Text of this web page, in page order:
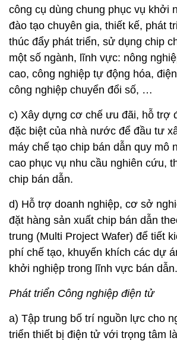
công cụ dùng chung phục vụ khởi
đào tạo chuyên gia, thiết kế, phát
thúc đẩy phát triển, sử dụng chip
một số ngành, lĩnh vực: nông
cao, công nghiệp tự động hóa,
công nghiệp chuyển đổi số, …
c) Xây dựng cơ chế ưu đãi, hỗ trợ
đặc biệt của nhà nước để đầu tư
máy chế tạo chip bán dẫn quy mô
cao phục vụ nhu cầu nghiên cứu,
chip bán dẫn.
d) Hỗ trợ doanh nghiệp, cơ sở
đặt hàng sản xuất chip bán dẫn
trung (Multi Project Wafer) để tiết
phí chế tạo, khuyến khích các dự
khởi nghiệp trong lĩnh vực bán dẫn.
Phát triển Công nghiệp điện tử
a) Tập trung bố trí nguồn lực cho
triển thiết bị điện tử với trọng tâm